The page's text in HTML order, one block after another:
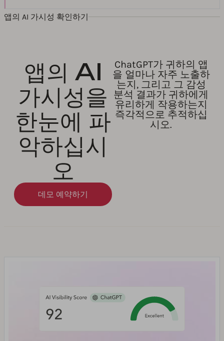
앱의 AI 가시성 확인하기
앱의 AI
가시성을
한눈에 파
악하십시
오
데모 예약하기
ChatGPT가 귀하의 앱
을 얼마나 자주 노출하
는지, 그리고 그 감성
분석 결과가 귀하에게
유리하게 작용하는지
즉각적으로 추적하십
시오.